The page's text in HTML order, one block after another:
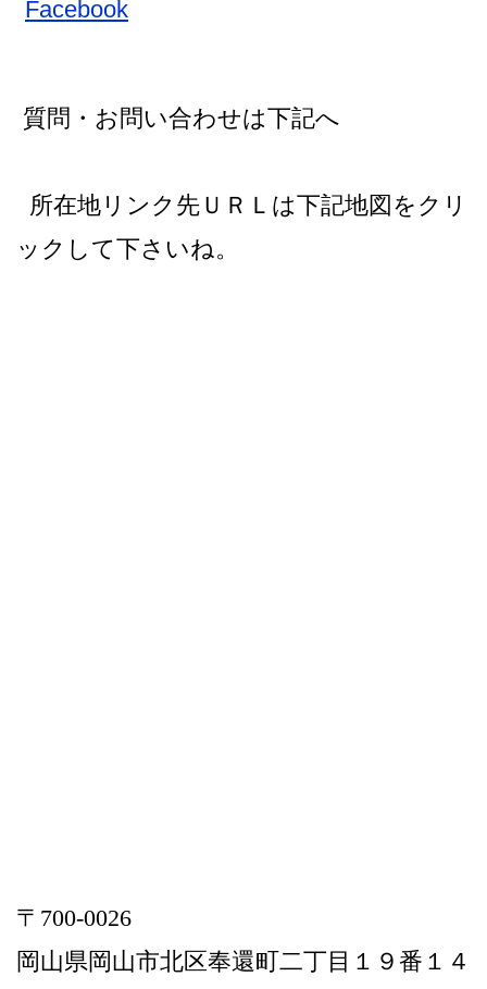
Facebook
質問・お問い合わせは下記へ
所在地リンク先ＵＲＬは下記地図をクリ
ックして下さいね。
〒700-0026
岡山県岡山市北区奉還町二丁目１９番１４